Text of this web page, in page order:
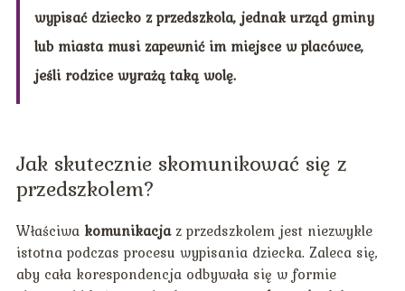
wypisać dziecko z przedszkola, jednak urząd gminy
lub miasta musi zapewnić im miejsce w placówce,
jeśli rodzice wyrażą taką wolę.
Jak skutecznie skomunikować się z
przedszkolem?
Właściwa komunikacjaz przedszkolem jest niezwykle
istotna podczas procesu wypisania dziecka. Zaleca się,
aby cała korespondencja odbywała się w formie